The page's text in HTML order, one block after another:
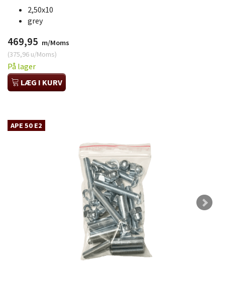
2,50x10
grey
469,95 m/Moms
(375,96 u/Moms)
På lager
LÆG I KURV
APE 50 E2